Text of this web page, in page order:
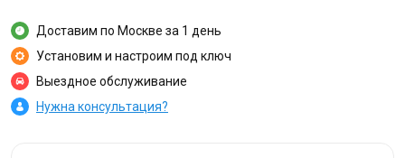
Доставим по Москве за 1 день
Установим и настроим под ключ
Выездное обслуживание
Нужна консультация?